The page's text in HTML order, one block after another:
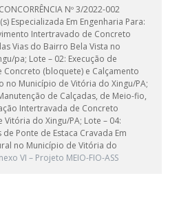
CONCORRÊNCIA Nº 3/2022-002
Especializada Em Engenharia Para:
Intertravado de Concreto
Vias do Bairro Bela Vista no
pa; Lote – 02: Execução de
(bloquete) e Calçamento
no Município de Vitória do Xingu/PA;
de Calçadas, de Meio-fio,
Intertravada de Concreto
do Xingu/PA; Lote – 04:
Ponte de Estaca Cravada Em
no Município de Vitória do
VI – Projeto MEIO-FIO-ASS